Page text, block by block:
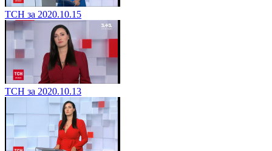
ТСН за 2020.10.15
ТСН за 2020.10.13